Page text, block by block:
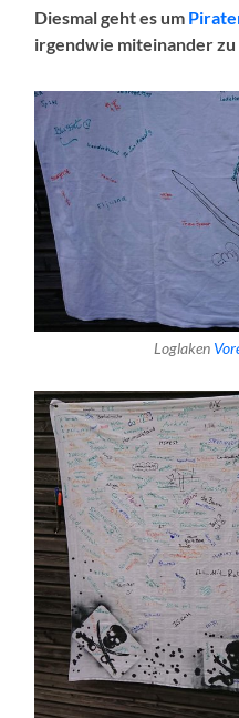
Diesmal geht es um
irgendwie miteinander zu
Loglaken